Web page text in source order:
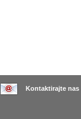
Kontaktirajte nas